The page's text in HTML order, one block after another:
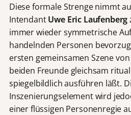
Diese formale Strenge nimmt
IntendantUwe Eric Laufenberg
immer wieder symmetrische
handelnden Personen
ersten gemeinsamen Szene
beiden Freunde gleichsam
spiegelbildlich ausführen läßt.
Inszenierungselement wird
einer flüssigen Personenregie